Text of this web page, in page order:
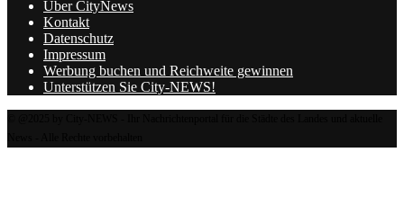
Über CityNews
Kontakt
Datenschutz
Impressum
Werbung buchen und Reichweite gewinnen
Unterstützen Sie City-NEWS!